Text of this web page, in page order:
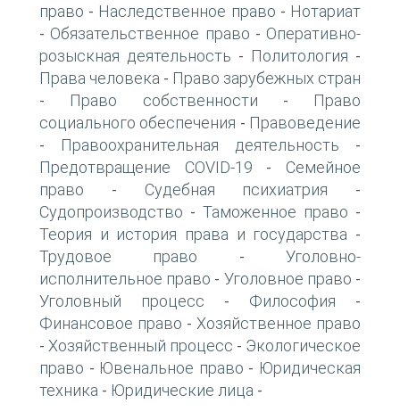
право - Наследственное право - Нотариат
- Обязательственное право - Оперативно-
розыскная деятельность - Политология -
Права человека - Право зарубежных стран
- Право собственности -
Право
социального обеспечения - Правоведение
- Правоохранительная деятельность -
Предотвращение COVID-19 - Семейное
право - Судебная психиатрия -
Судопроизводство - Таможенное право -
Теория и история права и государства -
Трудовое право -Уголовно-
исполнительное право - Уголовное право -
Уголовный процесс - Философия -
Финансовое право - Хозяйственное право
- Хозяйственный процесс - Экологическое
право - Ювенальное право - Юридическая
техника - Юридические лица -